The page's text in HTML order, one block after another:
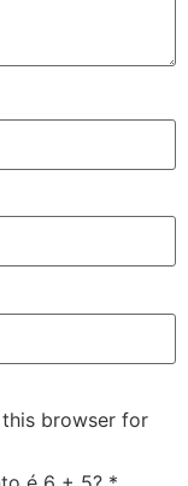
this browser for